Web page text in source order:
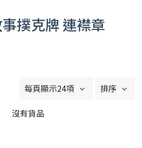
撲克牌 連襟章
排序
每頁顯示24項
沒有貨品